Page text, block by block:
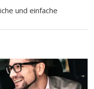
und einfache